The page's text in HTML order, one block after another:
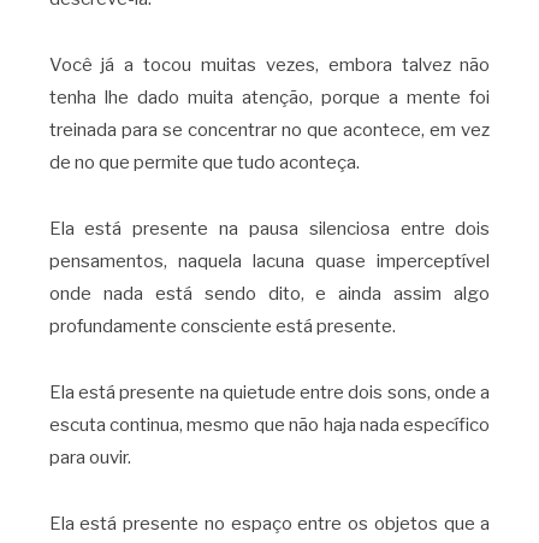
Você já a tocou muitas vezes, embora talvez não
tenha lhe dado muita atenção, porque a mente foi
treinada para se concentrar no que acontece, em vez
de no que permite que tudo aconteça.
Ela está presente na pausa silenciosa entre dois
pensamentos, naquela lacuna quase imperceptível
onde nada está sendo dito, e ainda assim algo
profundamente consciente está presente.
Ela está presente na quietude entre dois sons, onde a
escuta continua, mesmo que não haja nada específico
para ouvir.
Ela está presente no espaço entre os objetos que a